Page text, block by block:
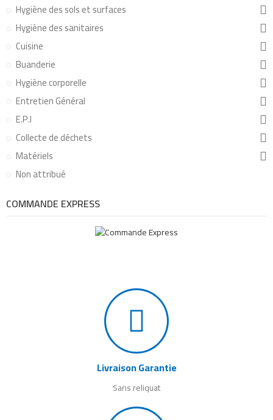
Hygiène des sols et surfaces
Hygiène des sanitaires
Cuisine
Buanderie
Hygiène corporelle
Entretien Général
E.P.I
Collecte de déchets
Matériels
Non attribué
COMMANDE EXPRESS
Livraison Garantie
Sans reliquat